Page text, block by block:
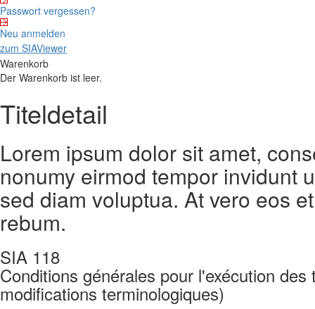
Passwort vergessen?
Neu anmelden
zum SIAViewer
Warenkorb
Der Warenkorb ist leer.
Titeldetail
Lorem ipsum dolor sit amet,
nonumy eirmod tempor invidunt
sed diam voluptua. At vero eos
rebum.
SIA 118
Conditions générales pour l'exécution
modifications terminologiques)